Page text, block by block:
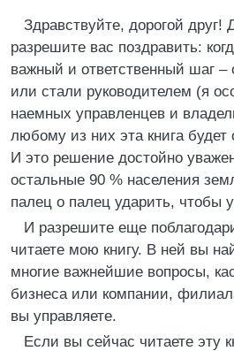
Здравствуйте, дорогой друг!
разрешите вас поздравить:
важный и ответственный шаг –
или стали руководителем (я
наемных управленцев и
любому из них эта книга будет
И это решение достойно
остальные 90 % населения
палец о палец ударить, чтобы
И разрешите еще
читаете мою книгу. В ней вы
многие важнейшие вопросы,
бизнеса или компании,
вы управляете.
Если вы сейчас читаете эту